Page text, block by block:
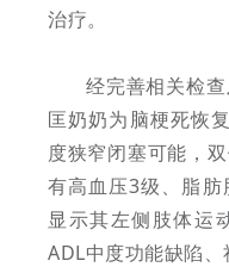
治疗。
经完善相关检
匡奶奶为脑梗死恢
度狭窄闭塞可能，
有高血压3级、脂
显示其左侧肢体运
ADL中度功能缺陷、